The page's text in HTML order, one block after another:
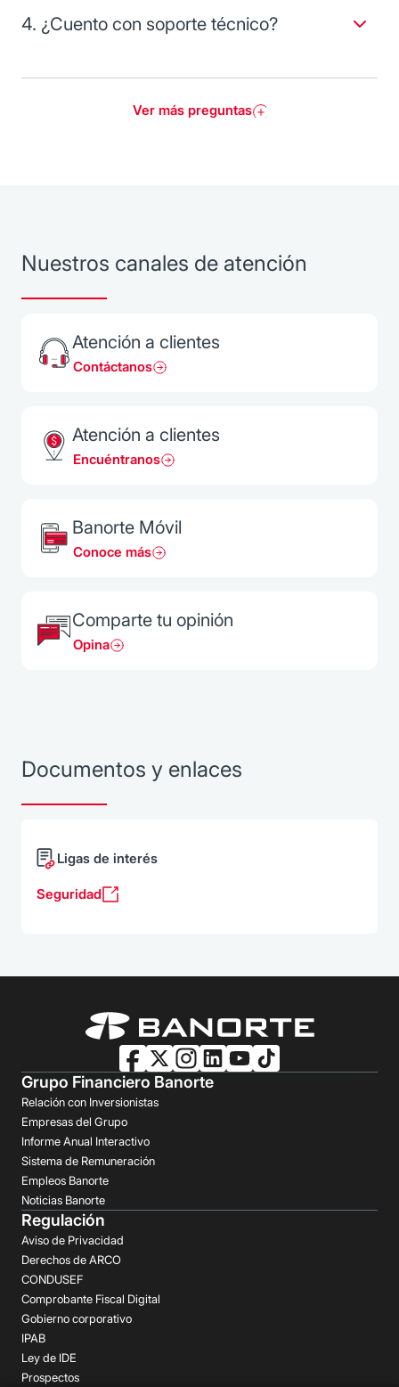
4. ¿Cuento con soporte técnico?
Ver más preguntas
Nuestros canales de atención
Atención a clientes
Contáctanos
Atención a clientes
Encuéntranos
Banorte Móvil
Conoce más
Comparte tu opinión
Opina
Documentos y enlaces
Ligas de interés
Seguridad
Grupo Financiero Banorte
Relación con Inversionistas
Empresas del Grupo
Informe Anual Interactivo
Sistema de Remuneración
Empleos Banorte
Noticias Banorte
Regulación
Aviso de Privacidad
Derechos de ARCO
CONDUSEF
Comprobante Fiscal Digital
Gobierno corporativo
IPAB
Ley de IDE
Prospectos